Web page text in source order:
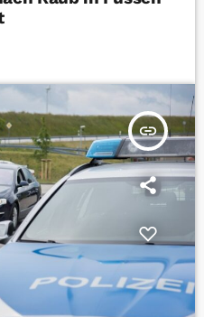
insert_link